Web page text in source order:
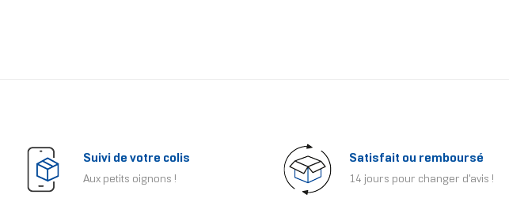
Suivi de votre colis
Aux petits oignons !
Satisfait ou remboursé
14 jours pour changer d'avis !